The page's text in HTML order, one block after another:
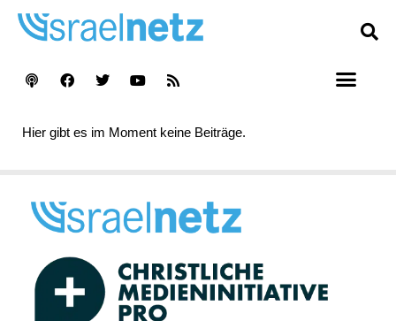
Hier gibt es im Moment keine Beiträge.